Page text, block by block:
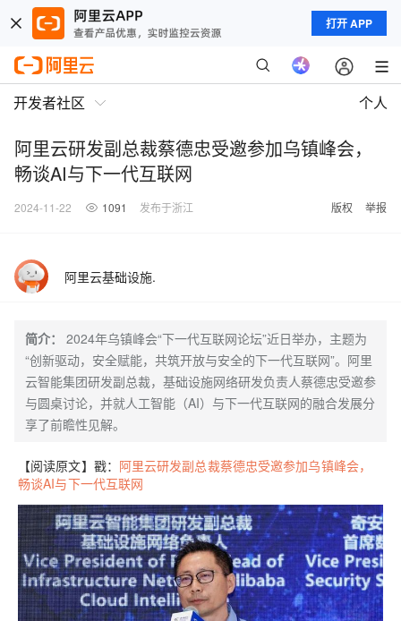
打开 APP
开发者社区 个人
阿里云研发副总裁蔡德忠受邀参加乌镇峰会，
畅谈AI与下一代互联网
2024-11-22 1091 发布于浙江 版权 举报
阿里云基础设施.
简介：
2024年乌镇峰会“下一代互联网论坛”近日举办，主题为
“创新驱动，安全赋能，共筑开放与安全的下一代互联网”。阿里
云智能集团研发副总裁，基础设施网络研发负责人蔡德忠受邀参
与圆桌讨论，并就人工智能（AI）与下一代互联网的融合发展分
享了前瞻性见解。
【阅读原文】戳： 阿里云研发副总裁蔡德忠受邀参加乌镇峰会，
畅谈AI与下一代互联网